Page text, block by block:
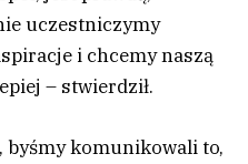
uczestniczymy
i chcemy naszą
– stwierdził.
byśmy komunikowali to,